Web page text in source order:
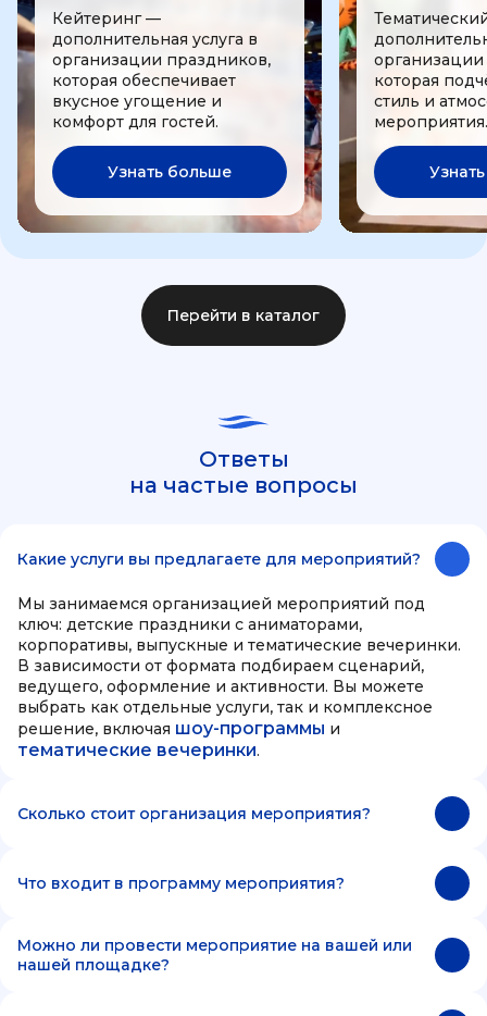
Кейтеринг —
дополнительная услуга в
организации праздников,
которая обеспечивает
вкусное угощение и
комфорт для гостей.
Узнать больше
которая
стиль и
мероприятия.
Перейти в каталог
Ответы
на частые вопросы
Какие услуги вы предлагаете для мероприятий?
Мы занимаемся организацией мероприятий под
ключ: детские праздники с аниматорами,
корпоративы, выпускные и тематические вечеринки.
В зависимости от формата подбираем сценарий,
ведущего, оформление и активности. Вы можете
выбрать как отдельные услуги, так и комплексное
решение, включая шоу-программы и
тематические вечеринки.
Сколько стоит организация мероприятия?
Что входит в программу мероприятия?
Можно ли провести мероприятие на вашей или
нашей площадке?